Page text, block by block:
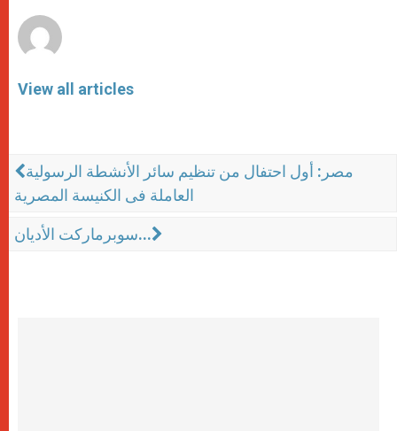
View all articles
مصر: أول احتفال من تنظيم سائر الأنشطة الرسولية
العاملة فى الكنيسة المصرية
سوبرماركت الأديان...